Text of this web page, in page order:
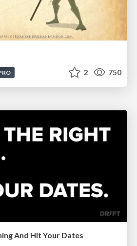
2 750
And Hit Your Dates